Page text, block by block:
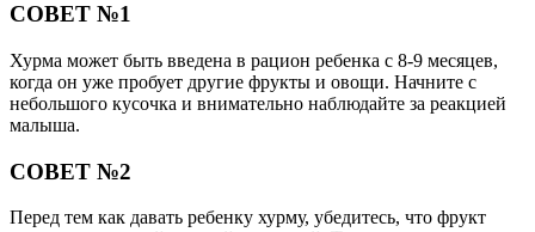
СОВЕТ №1
Хурма может быть введена в рацион ребенка с 8-9 месяцев,
когда он уже пробует другие фрукты и овощи. Начните с
небольшого кусочка и внимательно наблюдайте за реакцией
малыша.
СОВЕТ №2
Перед тем как давать ребенку хурму, убедитесь, что фрукт